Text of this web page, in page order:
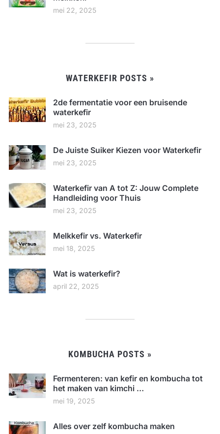
mei 22, 2025
WATERKEFIR POSTS »
2de fermentatie voor een bruisende
waterkefir
mei 23, 2025
De Juiste Suiker Kiezen voor Waterkefir
mei 23, 2025
Waterkefir van A tot Z: Jouw Complete
Handleiding voor Thuis
mei 23, 2025
Melkkefir vs. Waterkefir
mei 18, 2025
Wat is waterkefir?
april 22, 2025
KOMBUCHA POSTS »
Fermenteren: van kefir en kombucha tot
het maken van kimchi …
mei 19, 2025
Alles over zelf kombucha maken